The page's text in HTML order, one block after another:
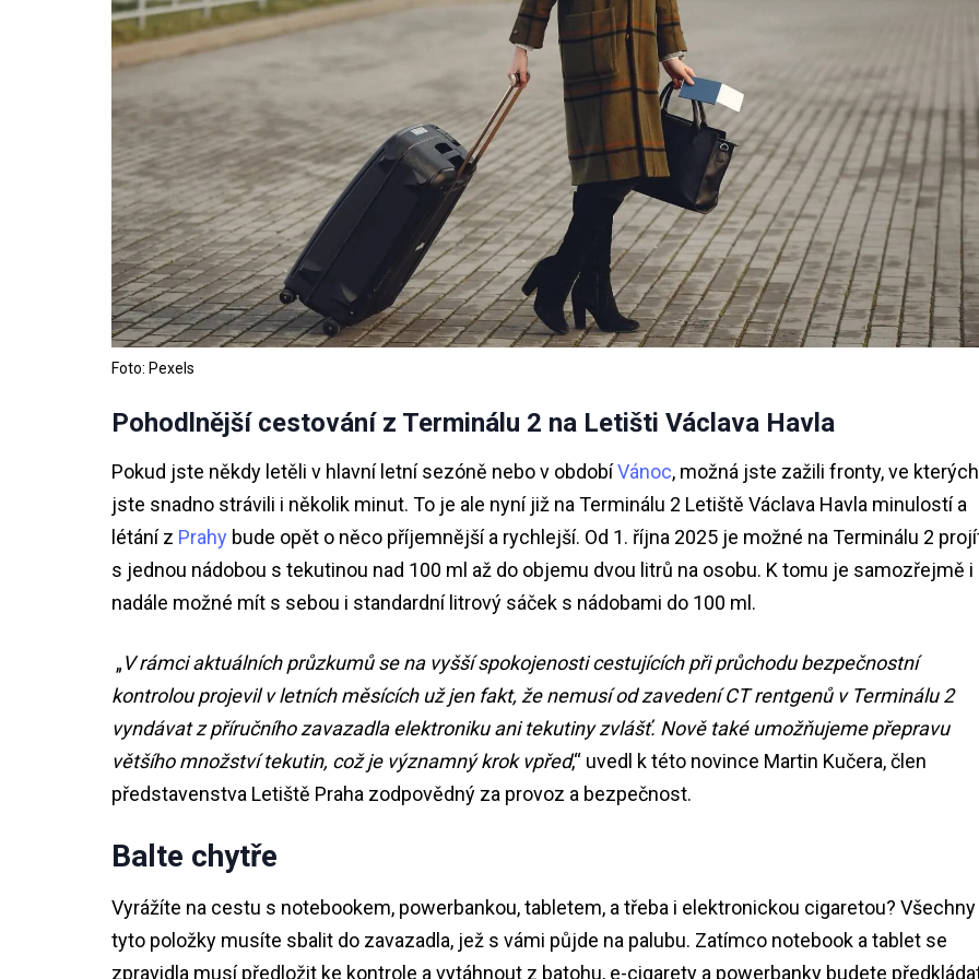
Foto: Pexels
Pohodlnější cestování z Terminálu 2 na Letišti Václava Havla
Pokud jste někdy letěli v hlavní letní sezóně nebo v obdobíVánoc, možná jste zažili fronty, ve kterých
jste snadno strávili i několik minut. To je ale nyní již na Terminálu 2 Letiště Václava Havla minulostí a
létání z Prahy bude opět o něco příjemnější a rychlejší. Od 1. října 2025 je možné na Terminálu 2
s jednou nádobou s tekutinou nad 100 ml až do objemu dvou litrů na osobu. K tomu je samozřejmě i
nadále možné mít s sebou i standardní litrový sáček s nádobami do 100 ml.
„V rámci aktuálních průzkumů se na vyšší spokojenosti cestujících při průchodu bezpečnostní
kontrolou projevil v letních měsících už jen fakt, že nemusí od zavedení CT rentgenů v Terminálu 2
vyndávat z příručního zavazadla elektroniku ani tekutiny zvlášť. Nově také umožňujeme přepravu
většího množství tekutin, což je významný krok vpřed,“ uvedl k této novince Martin Kučera, člen
představenstva Letiště Praha zodpovědný za provoz a bezpečnost.
Balte chytře
Vyrážíte na cestu s notebookem, powerbankou, tabletem, a třeba i elektronickou cigaretou? Všechny
tyto položky musíte sbalit do zavazadla, jež s vámi půjde na palubu. Zatímco notebook a tablet se
zpravidla musí předložit ke kontrole a vytáhnout z batohu, e-cigarety a powerbanky budete